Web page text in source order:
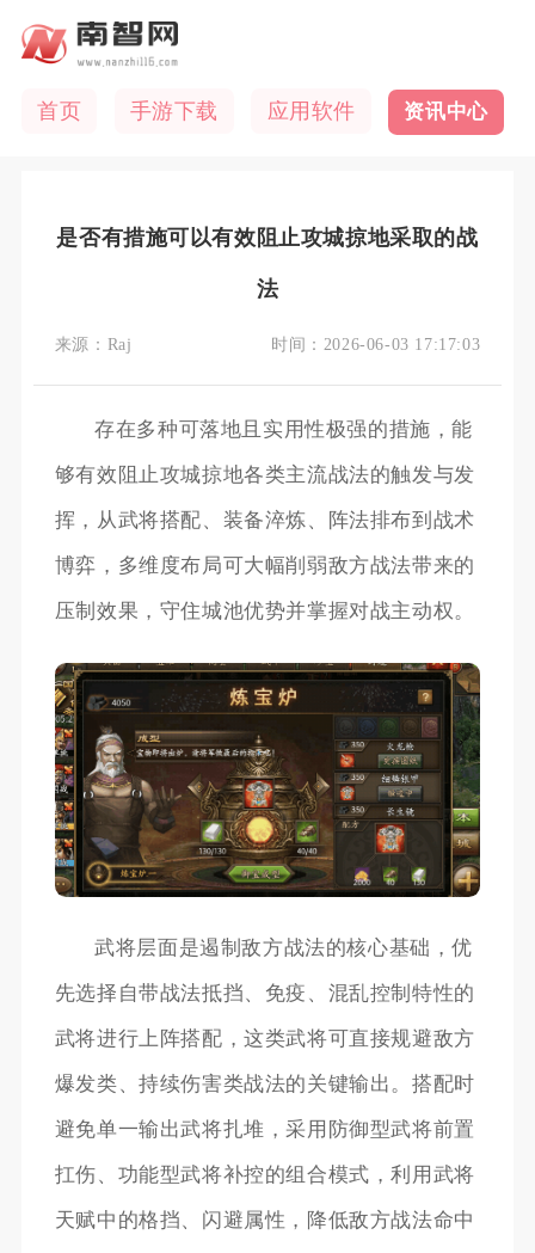
首页 手游下载 应用软件 资讯中心
是否有措施可以有效阻止攻城掠地采取的战
法
来源： Raj 时间： 2026-06-03 17:17:03
存在多种可落地且实用性极强的措施，能
够有效阻止攻城掠地各类主流战法的触发与发
挥，从武将搭配、装备淬炼、阵法排布到战术
博弈，多维度布局可大幅削弱敌方战法带来的
压制效果，守住城池优势并掌握对战主动权。
武将层面是遏制敌方战法的核心基础，优
先选择自带战法抵挡、免疫、混乱控制特性的
武将进行上阵搭配，这类武将可直接规避敌方
爆发类、持续伤害类战法的关键输出。搭配时
避免单一输出武将扎堆，采用防御型武将前置
扛伤、功能型武将补控的组合模式，利用武将
天赋中的格挡、闪避属性，降低敌方战法命中